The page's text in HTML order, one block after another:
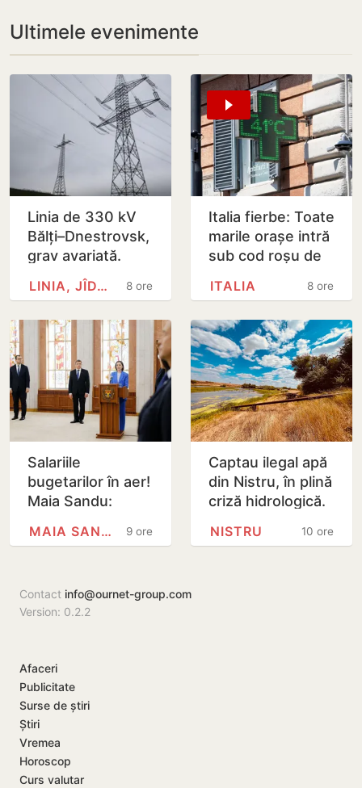
Ultimele evenimente
Linia de 330 kV
Bălți–Dnestrovsk,
grav avariată.
Restabilirea ar
putea dura peste
8 ore
LINIA, JÎDACIV
Italia fierbe: Toate
marile orașe intră
sub cod roșu de
8 ore
ITALIA
Salariile
bugetarilor în aer!
Maia Sandu:
septembrie ar
9 ore
MAIA SANDU
Captau ilegal apă
din Nistru, în plină
criză hidrologică.
Criuleni, amendați
10 ore
NISTRU
Contact info@ournet-group.com
Version: 0.2.2
Afaceri
Publicitate
Surse de știri
Știri
Vremea
Horoscop
Curs valutar